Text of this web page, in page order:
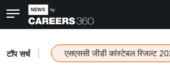
टॉप सर्च एसएससी जीडी कांस्टेबल रिजल्ट